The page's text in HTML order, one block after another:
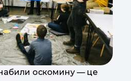
оскомину — це